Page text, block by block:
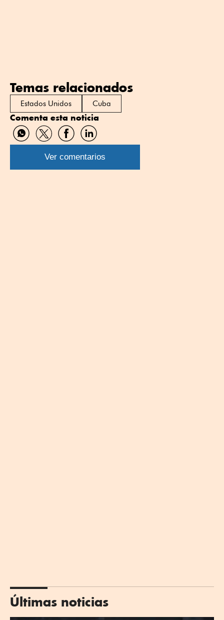
Temas relacionados
Estados Unidos Cuba
Comenta esta noticia
Compartir
por
WhatsApp
Compartir
por
Twitter
Compartir
por
Facebook
Compartir
por
Linkedin
Ver comentarios
Últimas noticias